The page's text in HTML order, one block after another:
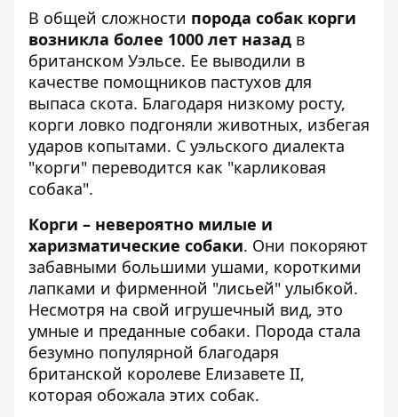
В общей сложности порода собак корги
возникла более 1000 лет назад в
британском Уэльсе. Ее выводили в
качестве помощников пастухов для
выпаса скота. Благодаря низкому росту,
корги ловко подгоняли животных, избегая
ударов копытами. С уэльского диалекта
"корги" переводится как "карликовая
собака".
Корги – невероятно милые и
харизматические собаки. Они покоряют
забавными большими ушами, короткими
лапками и фирменной "лисьей" улыбкой.
Несмотря на свой игрушечный вид, это
умные и преданные собаки. Порода стала
безумно популярной благодаря
британской королеве Елизавете II,
которая обожала этих собак.